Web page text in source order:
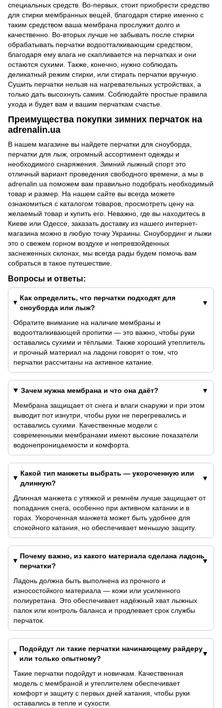
специальных средств. Во-первых, стоит приобрести средство
для стирки мембранных вещей, благодаря стирке именно с
таким средством ваша мембрана прослужит долго и
качественно. Во-вторых лучше не забывать после стирки
обрабатывать перчатки водоотталкивающим средством,
благодаря ему влага не скапливается на перчатках и они
остаются сухими. Также, конечно, нужно соблюдать
деликатный режим стирки, или стирать перчатки вручную.
Сушить перчатки нельзя на нагревательных устройствах, а
только дать высохнуть самим. Соблюдайте простые правила
ухода и будет вам и вашим перчаткам счастье.
Преимущества покупки зимних перчаток на
adrenalin.ua
В нашем магазине вы найдете перчатки для сноуборда,
перчатки для лыж, огромный ассортимент одежды и
необходимого снаряжения. Зимний лыжный спорт это
отличный вариант проведения свободного времени, а мы в
adrenalin.ua поможем вам правильно подобрать необходимый
товар и размер. На нашем сайте вы всегда можете
ознакомиться с каталогом товаров, просмотреть цену на
желаемый товар и купить его. Неважно, где вы находитесь в
Киеве или Одессе, заказать доставку из нашего интернет-
магазина можно в любую точку Украины. Сноубординг и лыжи
это о свежем горном воздухе и непревзойденных
заснеженных склонах, мы всегда рады будем помочь вам
собраться в такое путешествие.
Вопросы и ответы:
Как определить, что перчатки подходят для
сноуборда или лыж?
Обратите внимание на наличие мембраны и
водоотталкивающей пропитки — это важно, чтобы руки
оставались сухими и тёплыми. Также хороший утеплитель
и прочный материал на ладони говорят о том, что
перчатки рассчитаны на активное катание.
Зачем нужна мембрана и что она даёт?
Мембрана защищает от снега и влаги снаружи и при этом
выводит пот изнутри, чтобы руки не перегревались и
оставались сухими. Качественные модели с
современными мембранами имеют высокие показатели
водонепроницаемости и комфорта.
Какой тип манжеты выбрать — укороченную или
длинную?
Длинная манжета с утяжкой и ремнём лучше защищает от
попадания снега, особенно при активном катании и в
горах. Укороченная манжета может быть удобнее для
спокойного катания, но обеспечивает меньшую защиту.
Почему важно, из какого материала сделана ладонь
перчатки?
Ладонь должна быть выполнена из прочного и
износостойкого материала — кожи или усиленного
полиуретана. Это обеспечивает надёжный хват лыжных
палок или контроль баланса и продлевает срок службы
перчаток.
Подойдут ли такие перчатки начинающему райдеру
или только опытному?
Такие перчатки подойдут и новичкам. Качественная
модель с мембраной и утеплителем обеспечивает
комфорт и защиту с первых дней катания, чтобы руки
оставались в тепле и сухости.